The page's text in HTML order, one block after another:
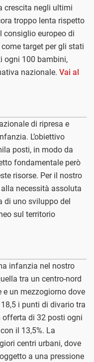
crescita negli ultimi
troppo lenta rispetto
consiglio europeo di
target per gli stati
ogni 100 bambini,
nazionale. Vai al
di ripresa e
L’obiettivo
posti, in modo da
fondamentale però
risorse. Per il nostro
necessità assoluta
di uno sviluppo del
sul territorio
infanzia nel nostro
tra un centro-nord
un mezzogiorno dove
i punti di divario tra
offerta di 32 posti ogni
il 13,5%. La
centri urbani, dove
a una pressione